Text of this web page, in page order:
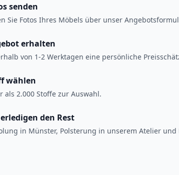
senden
Sie Fotos Ihres Möbels über unser
erhalten
von 1-2 Werktagen eine persönliche
wählen
als 2.000 Stoffe zur Auswahl.
den Rest
in Münster, Polsterung in unserem Atelier und